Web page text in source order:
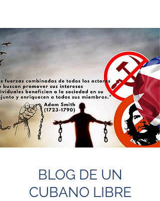
BLOG DE UN
CUBANO LIBRE